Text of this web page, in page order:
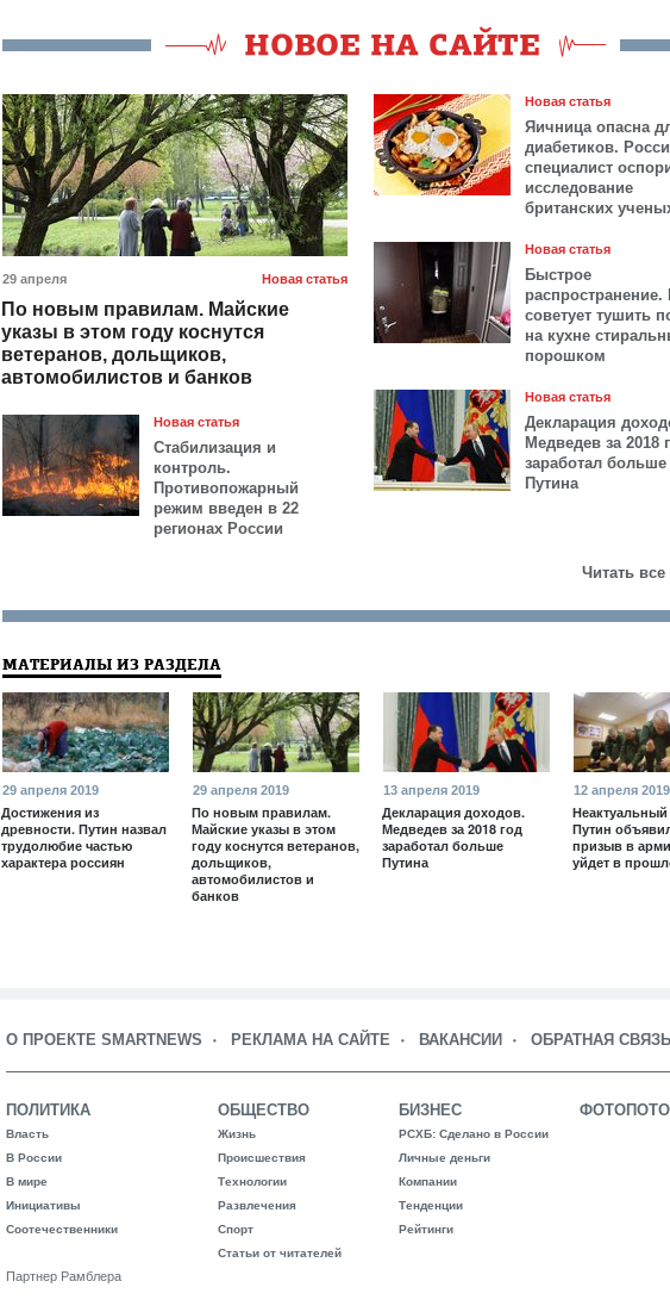
Новая статья
29 апреля
По новым правилам. Майские
указы в этом году коснутся
ветеранов, дольщиков,
автомобилистов и банков
Новая статья
Стабилизация и
контроль.
Противопожарный
режим введен в 22
регионах России
Новая статья
Яичница опасна
диабетиков.
специалист
исследование
британских
Новая статья
Быстрое
советует тушить
на кухне
порошком
Новая статья
Декларация
Медведев за 2018
заработал больше
Путина
Читать
МАТЕРИАЛЫ ИЗ РАЗДЕЛА
29 апреля 2019
Достижения из
древности. Путин назвал
трудолюбие частью
характера россиян
29 апреля 2019
По новым правилам.
Майские указы в этом
году коснутся ветеранов,
дольщиков,
автомобилистов и
банков
13 апреля 2019
Декларация доходов.
Медведев за 2018 год
заработал больше
Путина
12 апреля 2019
Неактуальный
Путин
призыв в
уйдет в
О ПРОЕКТЕ SMARTNEWS РЕКЛАМА НА САЙТЕ ВАКАНСИИ ОБРАТНАЯ СВЯЗЬ
ПОЛИТИКА
Власть
В России
В мире
Инициативы
Соотечественники
Партнер Рамблера
ОБЩЕСТВО
Жизнь
Происшествия
Технологии
Развлечения
Спорт
Статьи от читателей
БИЗНЕС
РСХБ: Сделано в России
Личные деньги
Компании
Тенденции
Рейтинги